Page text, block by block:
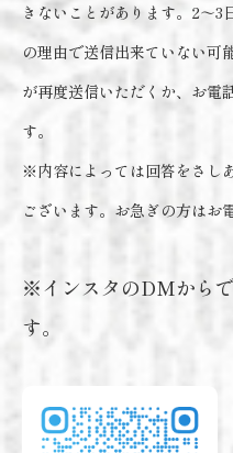
きないことがあります。2～
の理由で送信出来ていない可
が再度送信いただくか、お電
す。
※内容によっては回答をさし
ございます。お急ぎの方はお
※インスタのDMから
す。